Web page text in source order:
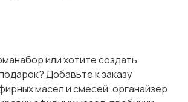
или хотите создать
Добавьте к заказу
масел и смесей, органайзер